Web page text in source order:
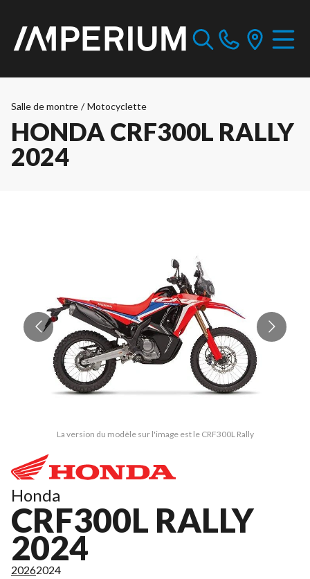
Salle de montre / Motocyclette
HONDA CRF300L RALLY
2024
La version du modèle sur l'image est le CRF300L Rally
Honda
CRF300L RALLY
2024
20262024